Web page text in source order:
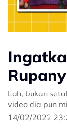
Lah, bukan
video dia pun
14/02/2022